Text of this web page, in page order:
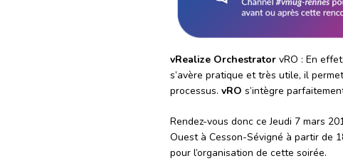
vRealize Orchestrator vRO : En
s’avère pratique et très utile, il
processus. vRO s’intègre
Rendez-vous donc ce Jeudi 7 mars
Ouest à Cesson-Sévigné à partir de
pour l’organisation de cette soirée.